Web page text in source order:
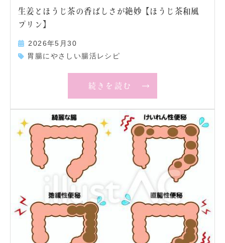
生姜とほうじ茶の香ばしさが絶妙【ほうじ茶和風
プリン】
2026年5月30
胃腸にやさしい腸活レシピ
続きを読む